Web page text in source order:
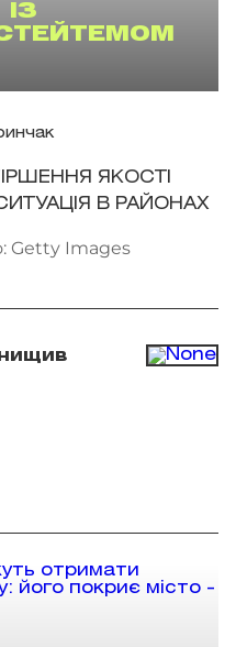
ЯКОСТІ
В РАЙОНАХ
Getty Images